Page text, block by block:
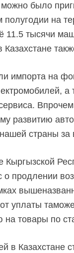
было
на
тысячи
импорта на
развитию
страны
о продлении
уплаты
товары по
в Казахстане